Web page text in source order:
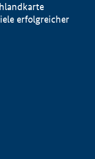
erfolgreicher